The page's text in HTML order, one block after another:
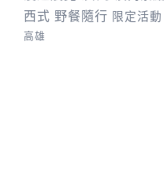
西式 野餐隨行 限定活動
高雄